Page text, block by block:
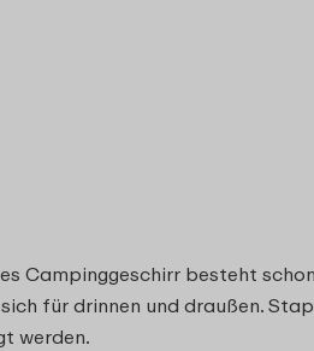
Campinggeschirr besteht
für drinnen und draußen.
werden.